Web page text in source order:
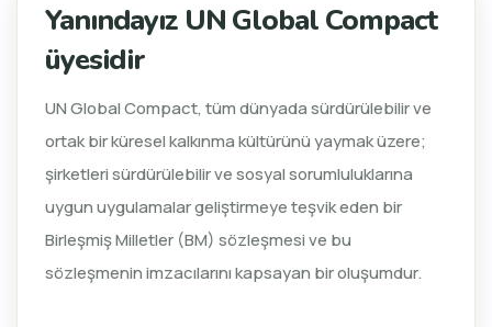
Yanındayız UN Global Compact
üyesidir
UN Global Compact, tüm dünyada sürdürülebilir ve
ortak bir küresel kalkınma kültürünü yaymak üzere;
şirketleri sürdürülebilir ve sosyal sorumluluklarına
uygun uygulamalar geliştirmeye teşvik eden bir
Birleşmiş Milletler (BM) sözleşmesi ve bu
sözleşmenin imzacılarını kapsayan bir oluşumdur.